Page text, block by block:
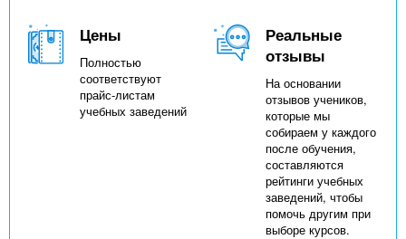
Цены
Полностью
соответствуют
прайс-листам
учебных заведений
Реальные
отзывы
На основании
отзывов учеников,
которые мы
собираем у каждого
после обучения,
составляются
рейтинги учебных
заведений, чтобы
помочь другим при
выборе курсов.